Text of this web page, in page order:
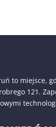
to miejsce,
121.